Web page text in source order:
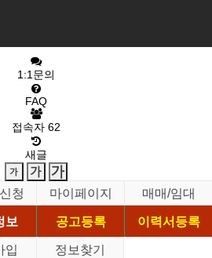
1:1문의
FAQ
접속자 62
새글
청 마이페이지
매매/임대
보 공고등록
이력서등록
입 정보찾기